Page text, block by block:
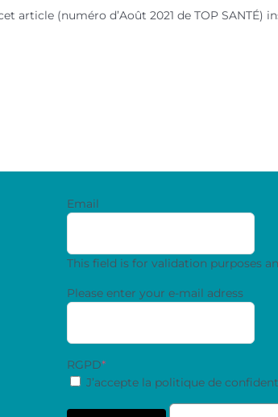
article (numéro d’Août 2021 de TOP SANTÉ)
Email
This field is for validation purposes
Please enter your e-mail adress
RGPD*
J’accepte la politique de